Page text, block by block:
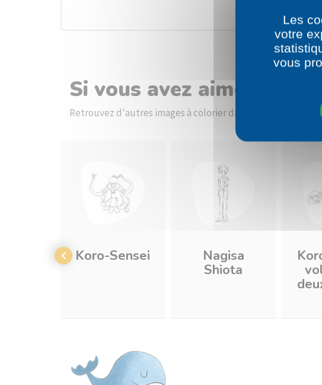
Si vous avez aimé le
Retrouvez d'autres images à colorier dans la catégorie
Koro-Sensei
Nagisa
Shiota
Les
votre
vous